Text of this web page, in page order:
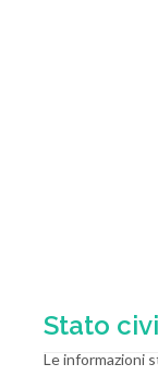
Stato
Le informazioni